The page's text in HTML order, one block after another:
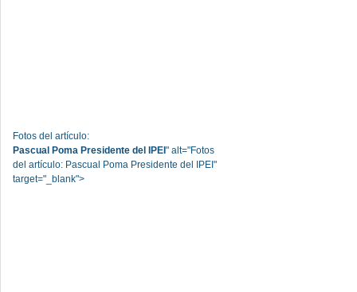
Fotos del artículo:
Pascual Poma Presidente del IPEI " alt="Fotos
del artículo: Pascual Poma Presidente del IPEI"
target="_blank">